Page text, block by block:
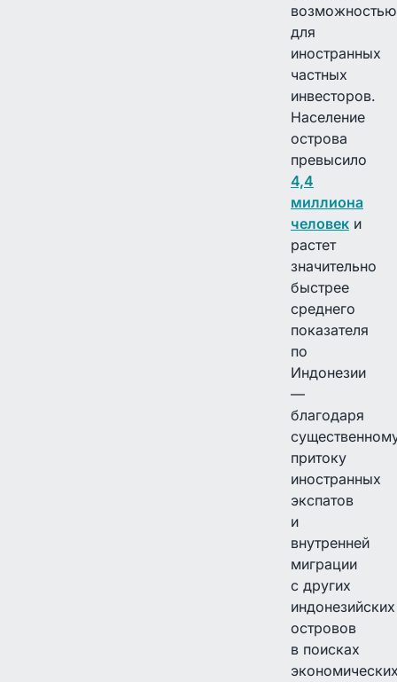
возможностью
для
иностранных
частных
инвесторов.
Население
острова
превысило
4,4
миллиона
человек и
растет
значительно
быстрее
среднего
показателя
по
Индонезии
—
благодаря
притоку
иностранных
экспатов
и
внутренней
миграции
с других
индонезийских
островов
в поисках